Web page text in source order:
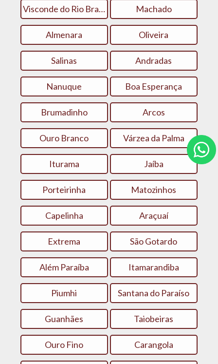
Visconde do Rio Branco Machado
Almenara Oliveira
Salinas Andradas
Nanuque Boa Esperança
Brumadinho Arcos
Ouro Branco Várzea da Palma
Iturama Jaíba
Porteirinha Matozinhos
Capelinha Araçuaí
Extrema São Gotardo
Além Paraíba Itamarandiba
Piumhi Santana do Paraíso
Guanhães Taiobeiras
Ouro Fino Carangola